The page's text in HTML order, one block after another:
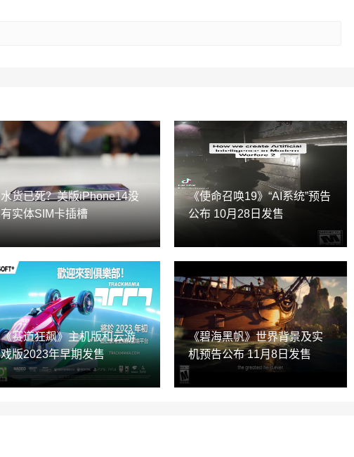
水货已死？美版iPhone14没
有实体SIM卡插槽
《使命召唤19》“AI系统”预告
公布 10月28日发售
《赛道狂飙》主机版和云游
戏版2023年早期发售
《碧海黑帆》世界背景及实
机预告公布 11月8日发售